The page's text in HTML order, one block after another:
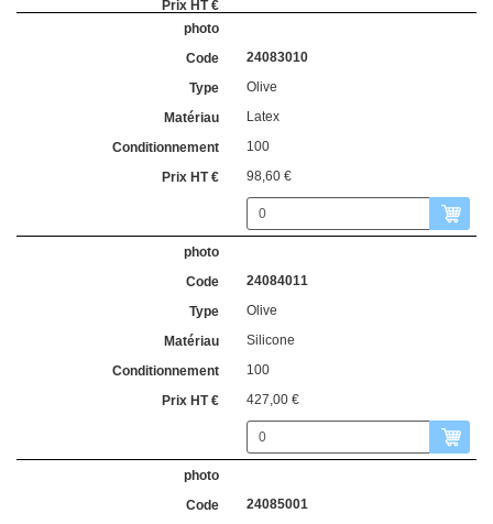
24083010
Olive
Latex
100
98,60 €
24084011
Olive
Silicone
100
427,00 €
24085001